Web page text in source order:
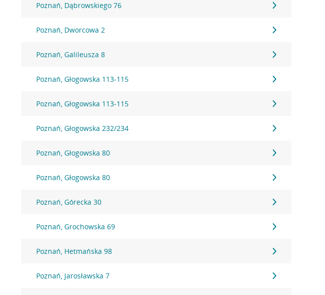
Poznań, Dąbrowskiego 76
Poznań, Dworcowa 2
Poznań, Galileusza 8
Poznań, Głogowska 113-115
Poznań, Głogowska 113-115
Poznań, Głogowska 232/234
Poznań, Głogowska 80
Poznań, Głogowska 80
Poznań, Górecka 30
Poznań, Grochowska 69
Poznań, Hetmańska 98
Poznań, Jarosławska 7